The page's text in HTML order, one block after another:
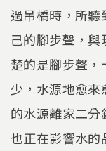
過吊橋時，所聽
己的腳步聲，
楚的是腳步聲
少，水源地愈
的水源離家二
也正在影響水